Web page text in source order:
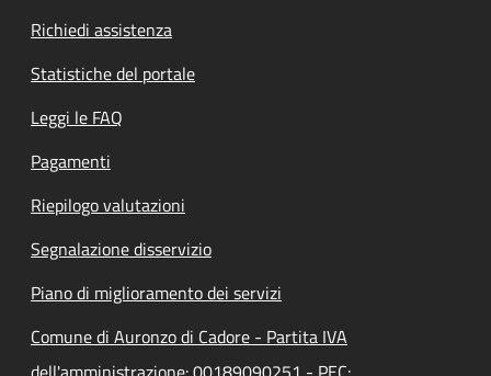
Richiedi assistenza
Statistiche del portale
Leggi le FAQ
Pagamenti
Riepilogo valutazioni
Segnalazione disservizio
Piano di miglioramento dei servizi
Comune di Auronzo di Cadore - Partita IVA